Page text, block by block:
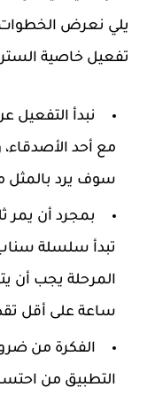
يلي نعرض الخطوات
تفعيل خاصية
نبدأ التفعيل
مع أحد
سوف يرد بالمثل
بمجرد أن يمر
تبدأ سلسلة
ساعة على أقل
الفكرة من
التطبيق من